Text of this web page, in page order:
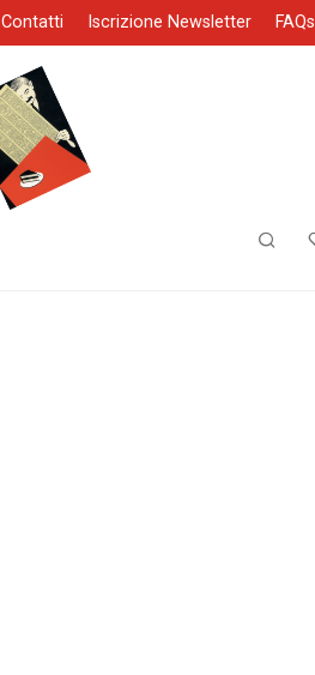
Contatti Iscrizione Newsletter FAQs